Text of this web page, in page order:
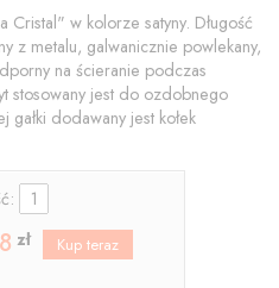
Cristal" w kolorze satyny. Długość
z metalu, galwanicznie powlekany,
na ścieranie podczas
stosowany jest do ozdobnego
gałki dodawany jest kołek
zł